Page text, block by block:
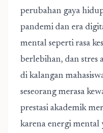
perubahan gaya
pandemi dan era
mental seperti rasa
berlebihan, dan stres
di kalangan
seseorang merasa
prestasi akademik
karena energi